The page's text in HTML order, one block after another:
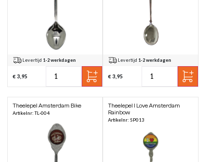
Levertijd 1-2 werkdagen
€ 3,95
Levertijd 1-2 werkdagen
€ 3,95
Theelepel Amsterdam Bike
Artikelnr: TL-004
Theelepel I Love Amsterdam
Rainbow
Artikelnr: SP013